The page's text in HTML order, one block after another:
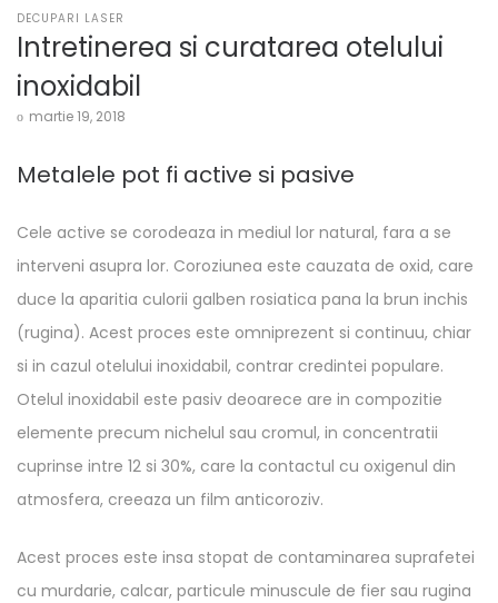
POSTED
IN
DECUPARI LASER
Intretinerea si curatarea otelului
inoxidabil
Posted
martie 19, 2018
Metalele pot fi active si pasive
Cele active se corodeaza in mediul lor natural, fara a se
interveni asupra lor. Coroziunea este cauzata de oxid, care
duce la aparitia culorii galben rosiatica pana la brun inchis
(rugina). Acest proces este omniprezent si continuu, chiar
si in cazul otelului inoxidabil, contrar credintei populare.
Otelul inoxidabil este pasiv deoarece are in compozitie
elemente precum nichelul sau cromul, in concentratii
cuprinse intre 12 si 30%, care la contactul cu oxigenul din
atmosfera, creeaza un film anticoroziv.
Acest proces este insa stopat de contaminarea suprafetei
cu murdarie, calcar, particule minuscule de fier sau rugina